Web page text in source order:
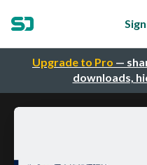
Upgrade to Pro —
downloads,